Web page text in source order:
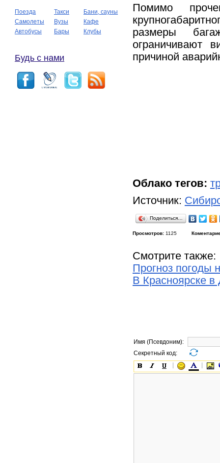
Поезда Такси
Бани, сауны
Самолеты
Вузы
Кафе
Автобусы
Бары Клубы
Будь с нами
Помимо
размеры
ограничивают
причиной
Облако тегов:
Источник:
Поделиться…
Просмотров: 1125
Смотрите также:
Прогноз погоды
В Красноярске
Имя (Псевдоним):
Секретный код: